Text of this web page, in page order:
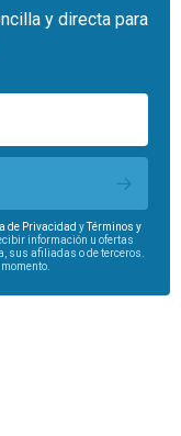
y directa para
de Privacidad yTérminos y
información u ofertas
sus afiliadas o de terceros.